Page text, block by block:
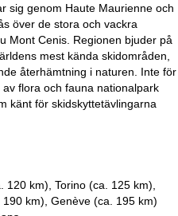
sig genom Haute Maurienne och
över de stora och vackra
Mont Cenis. Regionen bjuder på
mest kända skidområden,
återhämtning i naturen. Inte för
flora och fauna nationalpark
känt för skidskyttetävlingarna
120 km), Torino (ca. 125 km),
km), Genève (ca. 195 km)